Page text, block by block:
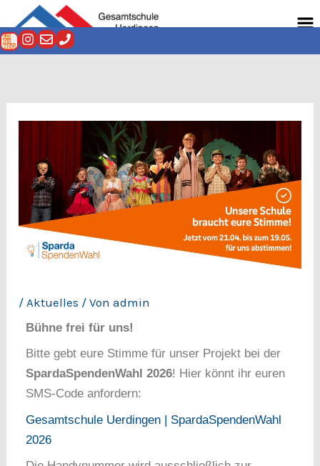
Inhalt
springen
/ Aktuelles / Vonadmin
Bühne frei für uns!
Bitte gebt eure Stimme für unser Projekt bei der
SpardaSpendenWahl 2026! Hier könnt ihr euren
SMS-Code anfordern:
Gesamtschule Uerdingen | SpardaSpendenWahl
2026